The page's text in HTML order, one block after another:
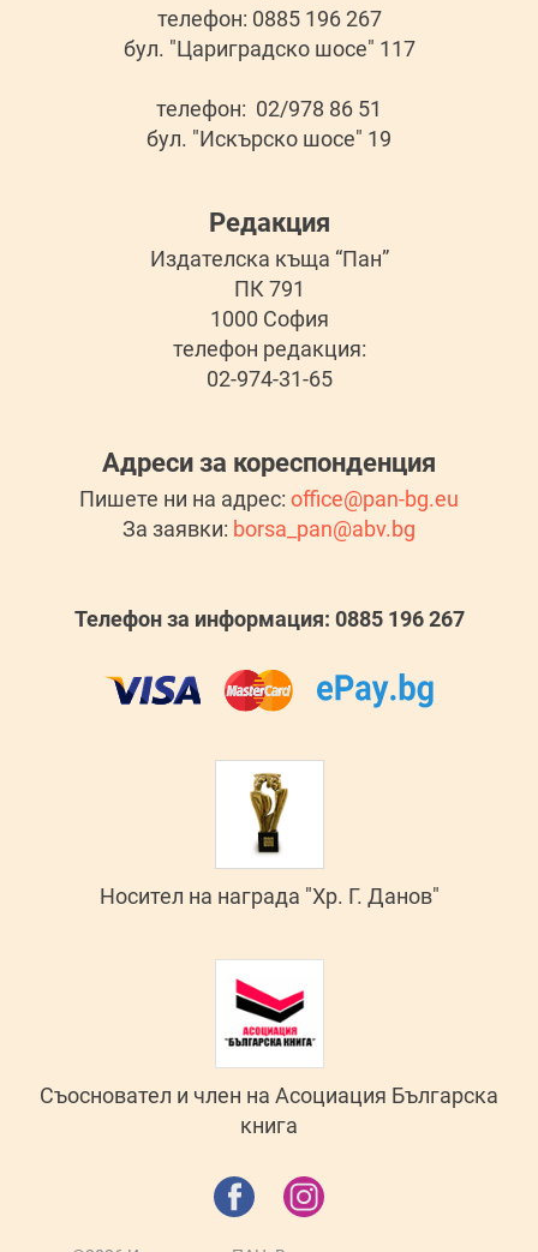
телефон: 0885 196 267
бул. "Цариградско шосе" 117
телефон: 02/978 86 51
бул. "Искърско шосе" 19
Редакция
Издателска къща “Пан”
ПК 791
1000 София
телефон редакция:
02-974-31-65
Адреси за кореспонденция
Пишете ни на адрес: office@pan-bg.eu
За заявки: borsa_pan@abv.bg
Телефон за информация: 0885 196 267
Носител на награда "Хр. Г. Данов"
Съосновател и член на Асоциация Българска
книга